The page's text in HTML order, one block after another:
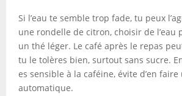
Si l’eau te semble trop fade, tu peux
une rondelle de citron, choisir de l’eau
un thé léger. Le café après le repas
tu le tolères bien, surtout sans sucre.
es sensible à la caféine, évite d’en
automatique.